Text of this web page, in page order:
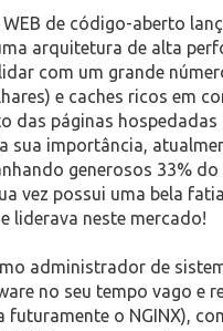
de código-aberto
arquitetura de alta
com um grande
e caches ricos em
das páginas
sua importância,
generosos 33%
vez possui uma bela
liderava neste mercado!
administrador de
no seu tempo vago e
futuramente o NGINX),